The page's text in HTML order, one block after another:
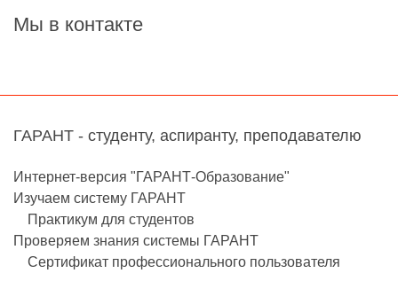
Мы в контакте
ГАРАНТ - студенту, аспиранту, преподавателю
Интернет-версия "ГАРАНТ-Образование"
Изучаем систему ГАРАНТ
Практикум для студентов
Проверяем знания системы ГАРАНТ
Сертификат профессионального пользователя